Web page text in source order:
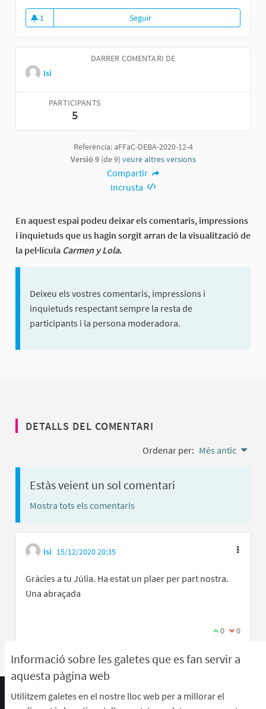
Informació sobre les galetes que es fan servir a
aquesta pàgina web
Utilitzem galetes en el nostre lloc web per a millorar el
1
1 seguidora
SeguirFòrum general de debat sobre
DARRER COMENTARI DE
Isi
PARTICIPANTS
5
Referència: aFFaC-DEBA-2020-12-4
Versió 9(de 9) veure altres versions
Compartir
Incrusta
En aquest espai podeu deixar els comentaris, impressions
i inquietuds que us hagin sorgit arran de la visualització de
la pel·lícula Carmen y Lola.
Deixeu els vostres comentaris, impressions i
inquietuds respectant sempre la resta de
participants i la persona moderadora.
DETALLS DEL COMENTARI
Ordenar per: Més antic
Estàs veient un sol comentari
Mostra tots els comentaris
Isi 15/12/2020 20:35
Gràcies a tu Júlia. Ha estat un plaer per part nostra.
Una abraçada
Estic d'acord
0 No estic
0
Termes d'ús i condicions